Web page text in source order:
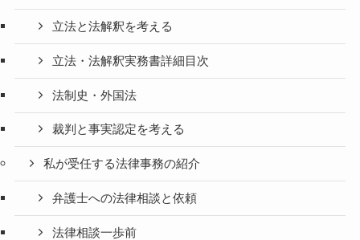
立法と法解釈を考える
立法・法解釈実務書詳細目次
法制史・外国法
裁判と事実認定を考える
私が受任する法律事務の紹介
弁護士への法律相談と依頼
法律相談一歩前